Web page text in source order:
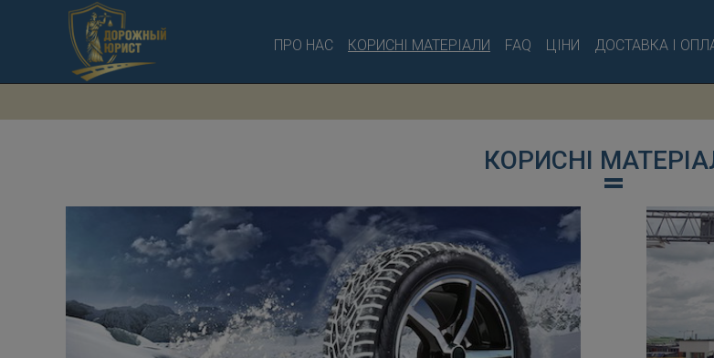
ПРО НАС КОРИСНІ МАТЕРІАЛИ FAQ ЦІНИ ДОСТАВКА І
КОРИСНІ